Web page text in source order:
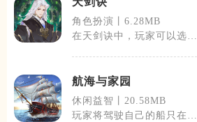
角色扮演丨6.28MB
在天剑诀中，玩家可以选择
航海与家园
休闲益智丨20.58MB
玩家将驾驶自己的船只在广